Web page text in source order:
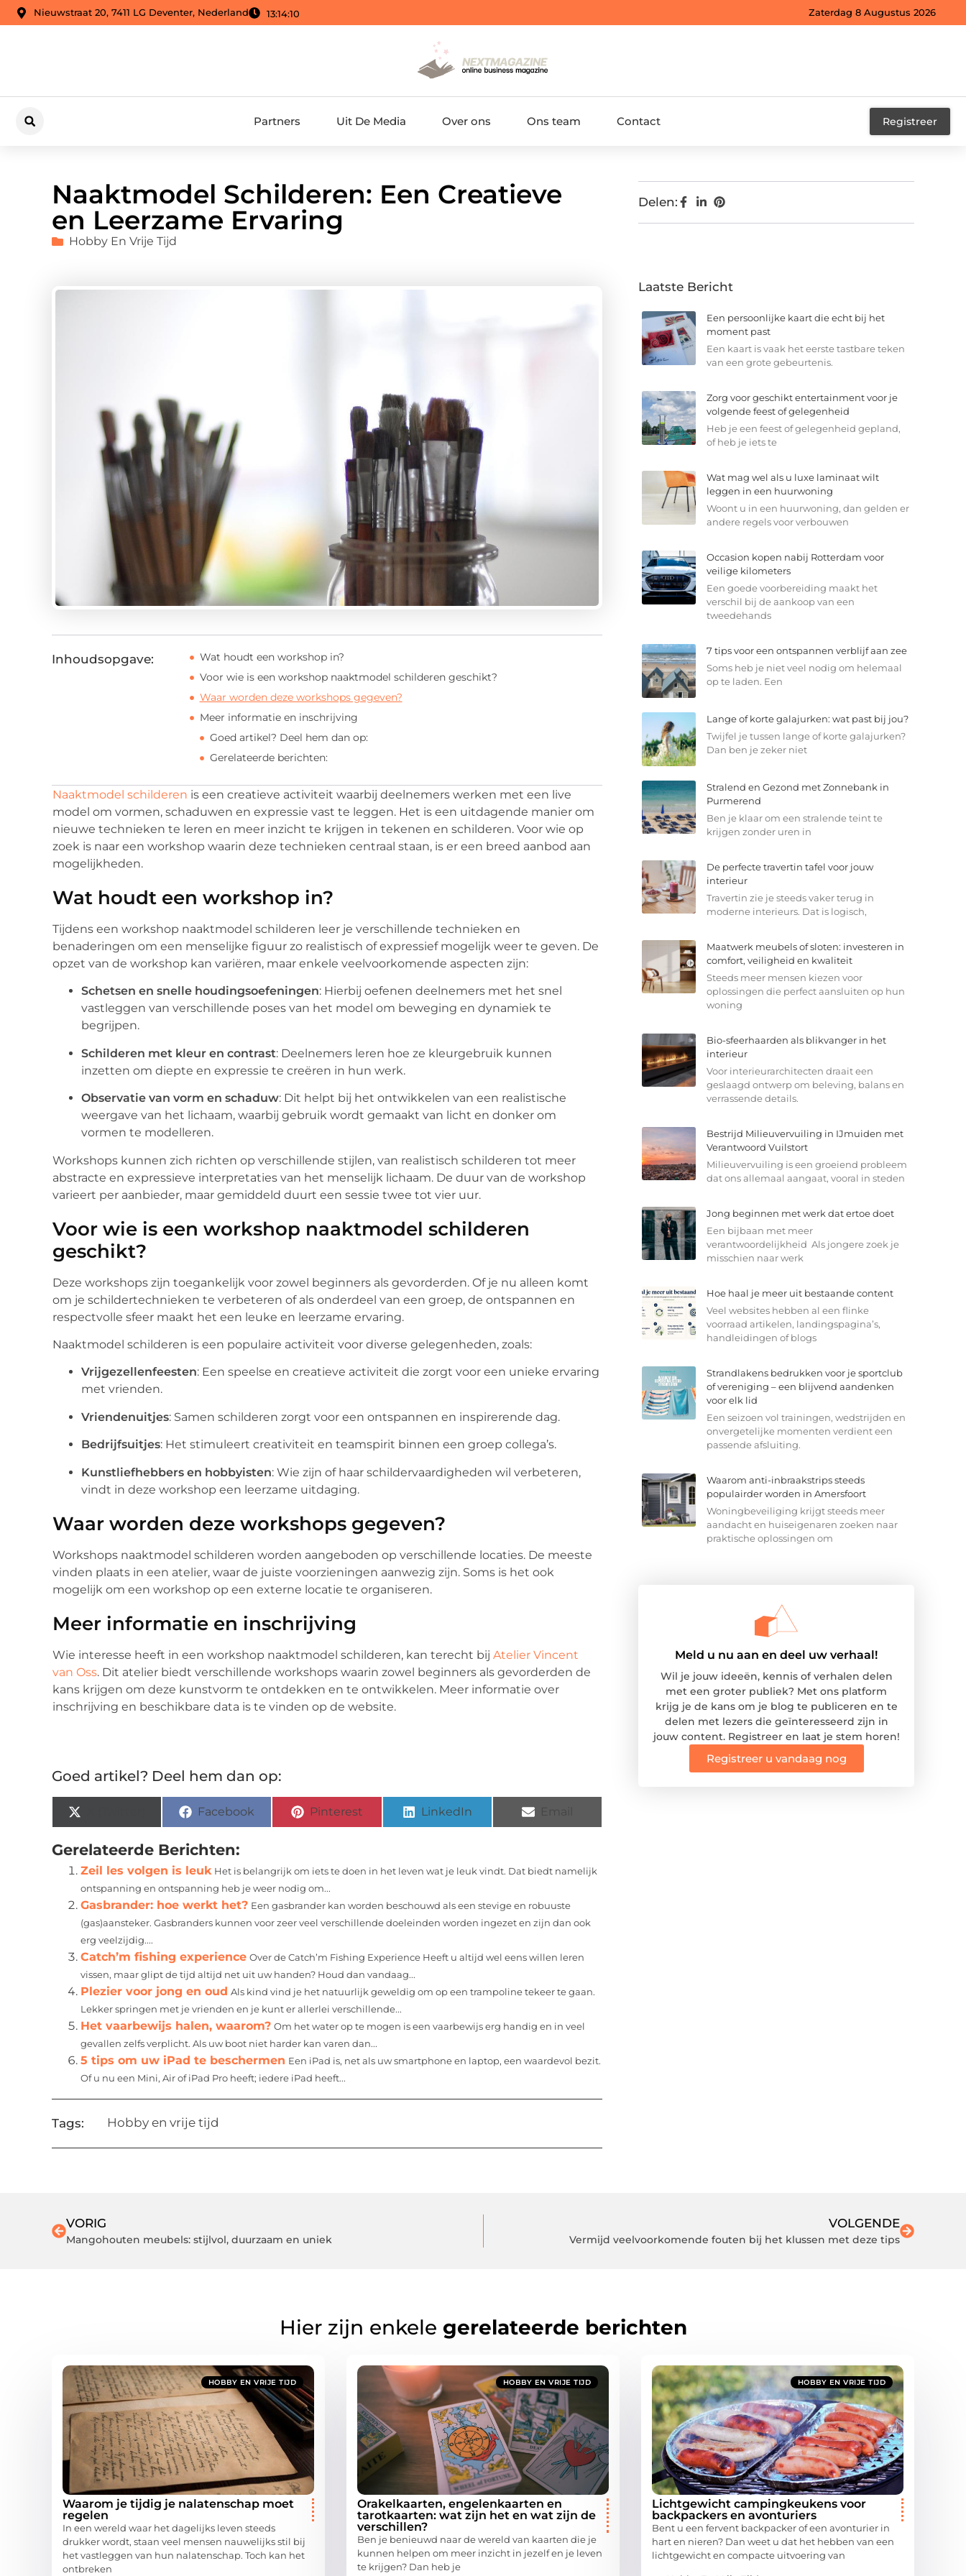
Nieuwstraat 20, 7411 LG Deventer, Nederland 13:14:11 Zaterdag 8 Augustus 2026
Partners Uit De Media Over ons Ons team Contact Registreer
Naaktmodel Schilderen: Een Creatieve
en Leerzame Ervaring
Hobby En Vrije Tijd
Inhoudsopgave:
Wat houdt een workshop in?
Voor wie is een workshop naaktmodel schilderen geschikt?
Waar worden deze workshops gegeven?
Meer informatie en inschrijving
Goed artikel? Deel hem dan op:
Gerelateerde berichten:
Naaktmodel schilderen is een creatieve activiteit waarbij deelnemers werken met een live
model om vormen, schaduwen en expressie vast te leggen. Het is een uitdagende manier om
nieuwe technieken te leren en meer inzicht te krijgen in tekenen en schilderen. Voor wie op
zoek is naar een workshop waarin deze technieken centraal staan, is er een breed aanbod aan
mogelijkheden.
Wat houdt een workshop in?
Tijdens een workshop naaktmodel schilderen leer je verschillende technieken en
benaderingen om een menselijke figuur zo realistisch of expressief mogelijk weer te geven. De
opzet van de workshop kan variëren, maar enkele veelvoorkomende aspecten zijn:
Schetsen en snelle houdingsoefeningen: Hierbij oefenen deelnemers met het snel
vastleggen van verschillende poses van het model om beweging en dynamiek te
begrijpen.
Schilderen met kleur en contrast: Deelnemers leren hoe ze kleurgebruik kunnen
inzetten om diepte en expressie te creëren in hun werk.
Observatie van vorm en schaduw: Dit helpt bij het ontwikkelen van een realistische
weergave van het lichaam, waarbij gebruik wordt gemaakt van licht en donker om
vormen te modelleren.
Workshops kunnen zich richten op verschillende stijlen, van realistisch schilderen tot meer
abstracte en expressieve interpretaties van het menselijk lichaam. De duur van de workshop
varieert per aanbieder, maar gemiddeld duurt een sessie twee tot vier uur.
Voor wie is een workshop naaktmodel schilderen
geschikt?
Deze workshops zijn toegankelijk voor zowel beginners als gevorderden. Of je nu alleen komt
om je schildertechnieken te verbeteren of als onderdeel van een groep, de ontspannen en
respectvolle sfeer maakt het een leuke en leerzame ervaring.
Naaktmodel schilderen is een populaire activiteit voor diverse gelegenheden, zoals:
Vrijgezellenfeesten: Een speelse en creatieve activiteit die zorgt voor een unieke ervaring
met vrienden.
Vriendenuitjes: Samen schilderen zorgt voor een ontspannen en inspirerende dag.
Bedrijfsuitjes: Het stimuleert creativiteit en teamspirit binnen een groep collega’s.
Kunstliefhebbers en hobbyisten: Wie zijn of haar schildervaardigheden wil verbeteren,
vindt in deze workshop een leerzame uitdaging.
Waar worden deze workshops gegeven?
Workshops naaktmodel schilderen worden aangeboden op verschillende locaties. De meeste
vinden plaats in een atelier, waar de juiste voorzieningen aanwezig zijn. Soms is het ook
mogelijk om een workshop op een externe locatie te organiseren.
Meer informatie en inschrijving
Wie interesse heeft in een workshop naaktmodel schilderen, kan terecht bij Atelier Vincent
van Oss. Dit atelier biedt verschillende workshops waarin zowel beginners als gevorderden de
kans krijgen om deze kunstvorm te ontdekken en te ontwikkelen. Meer informatie over
inschrijving en beschikbare data is te vinden op de website.
Goed artikel? Deel hem dan op:
Facebook Pinterest LinkedIn
Gerelateerde Berichten:
Zeil les volgen is leuk Het is belangrijk om iets te doen in het leven wat je leuk vindt. Dat biedt namelijk
ontspanning en ontspanning heb je weer nodig om...
Gasbrander: hoe werkt het? Een gasbrander kan worden beschouwd als een stevige en robuuste
(gas)aansteker. Gasbranders kunnen voor zeer veel verschillende doeleinden worden ingezet en zijn dan ook
erg veelzijdig....
Catch’m fishing experience Over de Catch’m Fishing Experience Heeft u altijd wel eens willen leren
vissen, maar glipt de tijd altijd net uit uw handen? Houd dan vandaag...
Plezier voor jong en oud Als kind vind je het natuurlijk geweldig om op een trampoline tekeer te gaan.
Lekker springen met je vrienden en je kunt er allerlei verschillende...
Het vaarbewijs halen, waarom? Om het water op te mogen is een vaarbewijs erg handig en in veel
gevallen zelfs verplicht. Als uw boot niet harder kan varen dan...
5 tips om uw iPad te beschermen Een iPad is, net als uw smartphone en laptop, een waardevol bezit.
Of u nu een Mini, Air of iPad Pro heeft; iedere iPad heeft...
Tags: Hobby en vrije tijd
Delen:
Laatste Bericht
Een persoonlijke kaart die echt bij het
moment past
Een kaart is vaak het eerste tastbare teken
van een grote gebeurtenis.
Zorg voor geschikt entertainment voor je
volgende feest of gelegenheid
Heb je een feest of gelegenheid gepland,
of heb je iets te
Wat mag wel als u luxe laminaat wilt
leggen in een huurwoning
Woont u in een huurwoning, dan gelden er
andere regels voor verbouwen
Occasion kopen nabij Rotterdam voor
veilige kilometers
Een goede voorbereiding maakt het
verschil bij de aankoop van een
tweedehands
7 tips voor een ontspannen verblijf aan zee
Soms heb je niet veel nodig om helemaal
op te laden. Een
Lange of korte galajurken: wat past bij jou?
Twijfel je tussen lange of korte galajurken?
Dan ben je zeker niet
Stralend en Gezond met Zonnebank in
Purmerend
Ben je klaar om een stralende teint te
krijgen zonder uren in
De perfecte travertin tafel voor jouw
interieur
Travertin zie je steeds vaker terug in
moderne interieurs. Dat is logisch,
Maatwerk meubels of sloten: investeren in
comfort, veiligheid en kwaliteit
Steeds meer mensen kiezen voor
oplossingen die perfect aansluiten op hun
woning
Bio-sfeerhaarden als blikvanger in het
interieur
Voor interieurarchitecten draait een
geslaagd ontwerp om beleving, balans en
verrassende details.
Bestrijd Milieuvervuiling in IJmuiden met
Verantwoord Vuilstort
Milieuvervuiling is een groeiend probleem
dat ons allemaal aangaat, vooral in steden
Jong beginnen met werk dat ertoe doet
Een bijbaan met meer
verantwoordelijkheid Als jongere zoek je
misschien naar werk
Hoe haal je meer uit bestaande content
Veel websites hebben al een flinke
voorraad artikelen, landingspagina’s,
handleidingen of blogs
Strandlakens bedrukken voor je sportclub
of vereniging – een blijvend aandenken
voor elk lid
Een seizoen vol trainingen, wedstrijden en
onvergetelijke momenten verdient een
passende afsluiting.
Waarom anti-inbraakstrips steeds
populairder worden in Amersfoort
Woningbeveiliging krijgt steeds meer
aandacht en huiseigenaren zoeken naar
praktische oplossingen om
Meld u nu aan en deel uw verhaal!
Wil je jouw ideeën, kennis of verhalen delen
met een groter publiek? Met ons platform
krijg je de kans om je blog te publiceren en te
delen met lezers die geïnteresseerd zijn in
jouw content. Registreer en laat je stem horen!
Registreer u vandaag nog
VORIG
Mangohouten meubels: stijlvol, duurzaam en uniek
VOLGENDE
Vermijd veelvoorkomende fouten bij het klussen met deze tips
Hier zijn enkele gerelateerde berichten
HOBBY EN VRIJE TIJD
Waarom je tijdig je nalatenschap moet
regelen
In een wereld waar het dagelijks leven steeds
drukker wordt, staan veel mensen nauwelijks stil bij
het vastleggen van hun nalatenschap. Toch kan het
ontbreken
HOBBY EN VRIJE TIJD
Orakelkaarten, engelenkaarten en
tarotkaarten: wat zijn het en wat zijn de
verschillen?
Ben je benieuwd naar de wereld van kaarten die je
kunnen helpen om meer inzicht in jezelf en je leven
te krijgen? Dan heb je
HOBBY EN VRIJE TIJD
Lichtgewicht campingkeukens voor
backpackers en avonturiers
Bent u een fervent backpacker of een avonturier in
hart en nieren? Dan weet u dat het hebben van een
lichtgewicht en compacte uitvoering van